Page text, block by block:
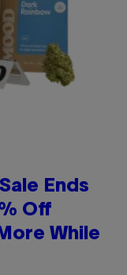
Ends
Off
While